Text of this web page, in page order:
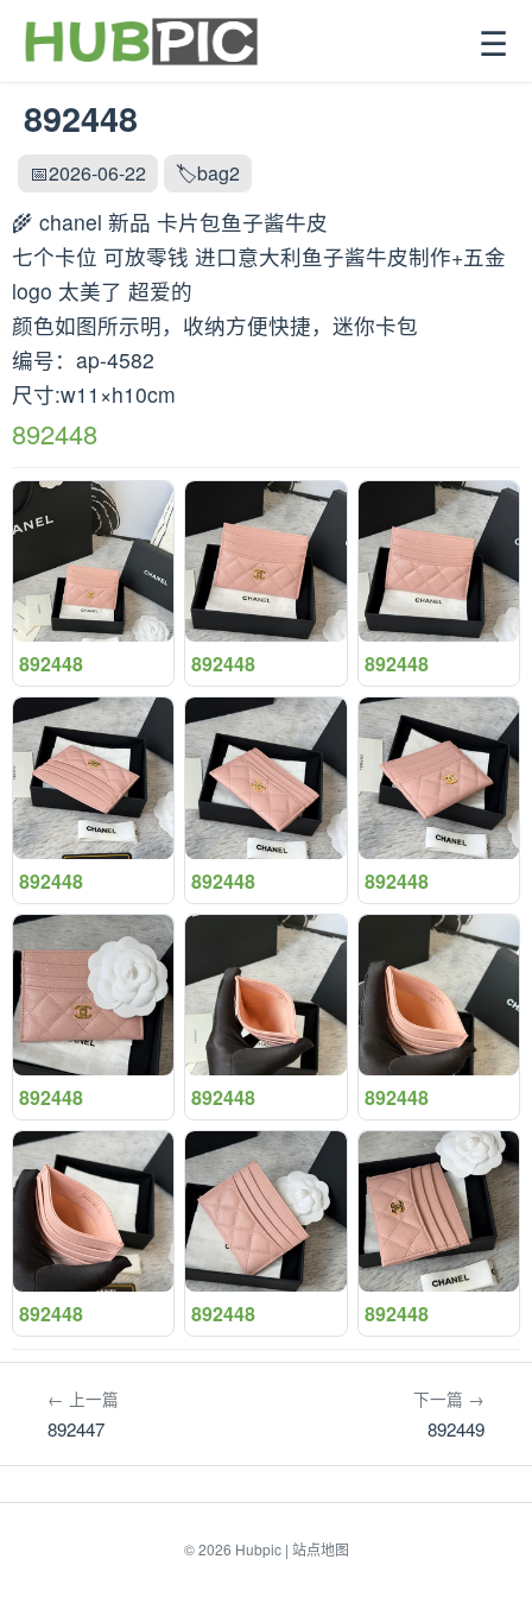
☰
892448
📅2026-06-22 🏷️bag2
🌾 chanel 新品 卡片包鱼子酱牛皮
七个卡位 可放零钱 进口意大利鱼子酱牛皮制作+五金
logo 太美了 超爱的
颜色如图所示明，收纳方便快捷，迷你卡包
编号：ap-4582
尺寸:w11×h10cm
892448
892448 892448 892448
892448 892448 892448
892448 892448 892448
892448 892448 892448
← 上一篇
892447
下一篇 →
892449
© 2026 Hubpic| 站点地图